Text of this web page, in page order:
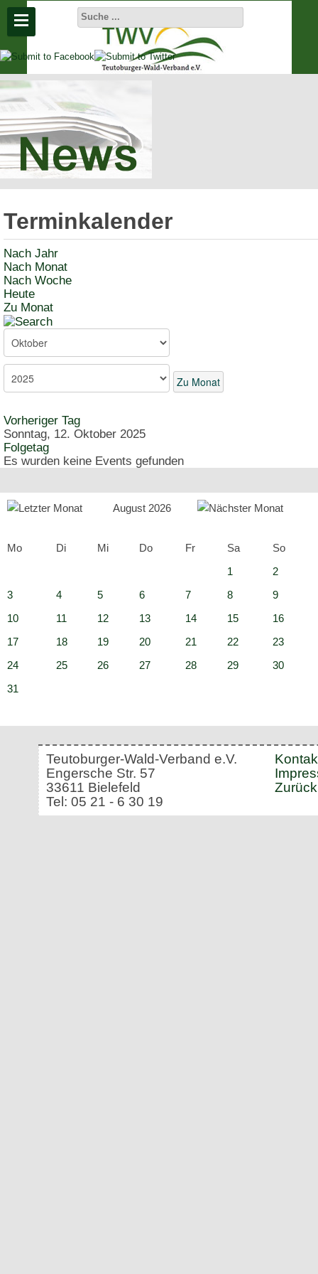
Aktuelles
Terminkalender
Nach Jahr
Nach Monat
Nach Woche
Heute
Zu Monat
Zu Monat
Vorheriger Tag
Sonntag, 12. Oktober 2025
Folgetag
Es wurden keine Events gefunden
August 2026
Mo Di Mi Do Fr Sa
So
1
2
3
4 5 6 7 8
9
10
11 12 13 14 15
16
17
18 19 20 21 22
23
24
25 26 27 28 29
30
31
Teutoburger-Wald-Verband e.V.
Engersche Str. 57
33611 Bielefeld
Tel: 05 21 - 6 30 19
Zurück